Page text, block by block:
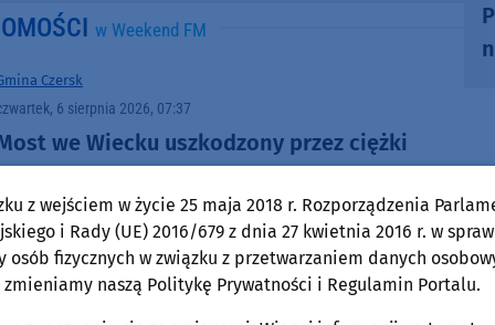
w Weekend FM
Czersk
6 sierpnia 2026, 07:37
we Wiecku uszkodzony przez ciężki
montaż bramownicy
z wejściem w życie 25 maja 2018 r. Rozporządzenia
i Rady (UE) 2016/679 z dnia 27 kwietnia 2016 r. w
osób fizycznych w związku z przetwarzaniem danych
zmieniamy naszą Politykę Prywatności i Regulamin Portalu.